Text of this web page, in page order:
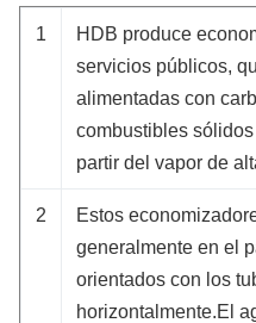
1
HDB produce
servicios públicos,
alimentadas con
combustibles
partir del vapor de
2
Estos
generalmente en el
orientados con los
horizontalmente.El